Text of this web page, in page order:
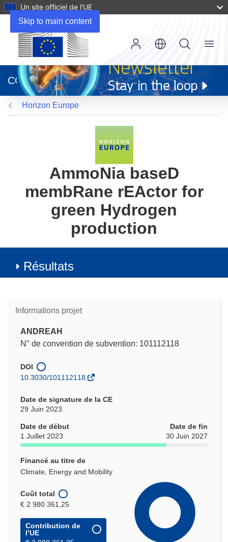
Skip to main content
Un site officiel de l’UE
dans
une
nouvelle
fenêtre)
CORDIS
Menu
Horizon Europe
AmmoNia baseD
membRane rEActor for
green Hydrogen
production
Résultats
Informations projet
ANDREAH
N° de convention de subvention: 101112118
DOI
10.3030/101112118
Date de signature de la CE
29 Juin 2023
Date de début
1 Juillet 2023
Date de fin
30 Juin 2027
Financé au titre de
Climate, Energy and Mobility
Coût total
€ 2 980 361,25
Contribution de
l’UE